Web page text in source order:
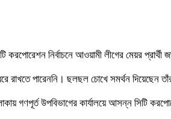
করপোরেশন নির্বাচনে আওয়ামী লীগের মেয়র
রাখতে পারেননি। ছলছল চোখে সমর্থন দিয়েছেন
গণপূর্ত উপবিভাগের কার্যালয়ে আসন্ন সিটি